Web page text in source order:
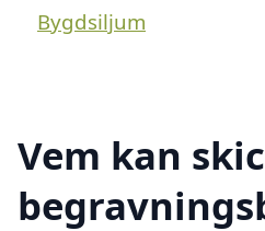
Bygdsiljum
Vem kan